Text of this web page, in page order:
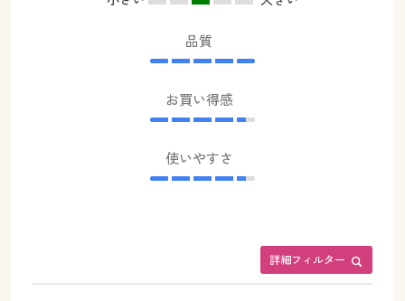
品質
お買い得感
使いやすさ
詳細フィルター